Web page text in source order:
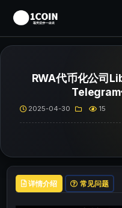
RWA代币化公司
Telegram
2025-04-30 15
详情介绍 常见问题